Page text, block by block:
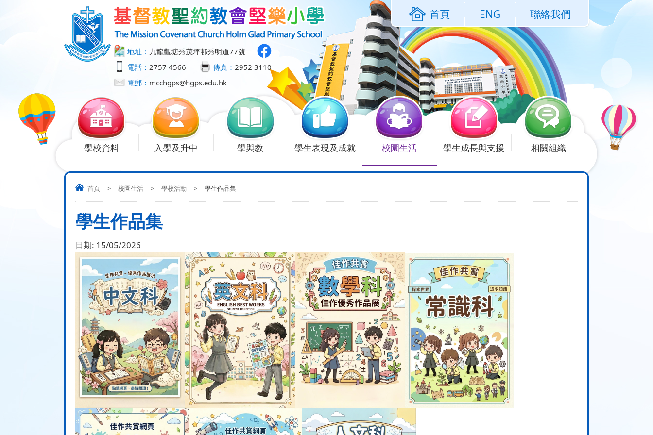
地址： 九龍觀塘秀茂坪邨秀明道77號
電話： 2757 4566 傳真： 2952 3110
電郵： mcchgps@hgps.edu.hk
首頁 ENG 聯絡我們
學校資料 入學及升中 學與教 學生表現及成就 校園生活 學生成長與支援 相關組織
首頁 > 校園生活 > 學校活動 > 學生作品集
學生作品集
日期: 15/05/2026